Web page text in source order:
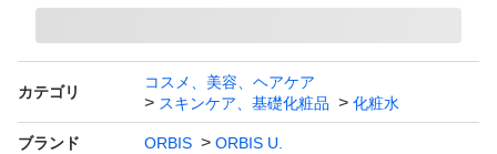
カテゴリ
コスメ、美容、ヘアケア
スキンケア、基礎化粧品
化粧水
ブランド ORBIS ORBIS U.